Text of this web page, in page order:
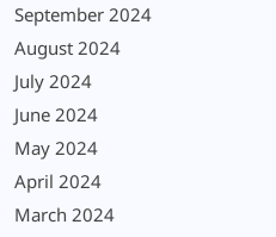
September 2024
August 2024
July 2024
June 2024
May 2024
April 2024
March 2024